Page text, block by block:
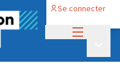
Se connecter